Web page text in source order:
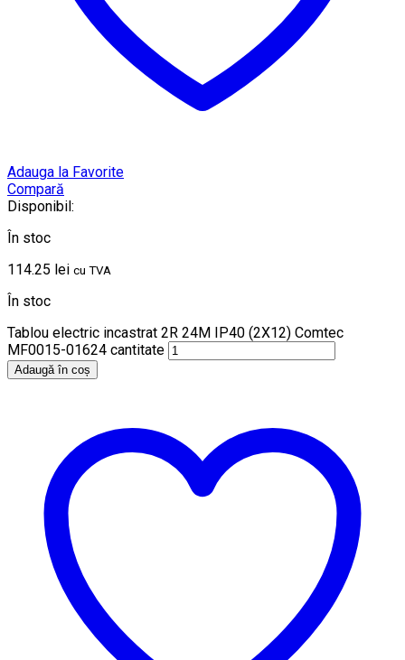
Adauga la Favorite
Compară
Disponibil:
În stoc
114.25 lei cu TVA
În stoc
Tablou electric incastrat 2R 24M IP40 (2X12) Comtec
MF0015-01624 cantitate
Adaugă în coș